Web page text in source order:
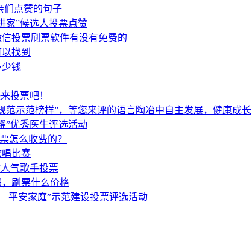
们点赞的句子
家”候选人投票点赞
投票刷票软件有没有免费的
找到
钱
投票吧！
范示范榜样”，等您来评的语言陶冶中自主发展，健康成长
”优秀医生评选活动
怎么收费的？
唱比赛
气歌手投票
刷票什么价格
平安家庭”示范建设投票评选活动